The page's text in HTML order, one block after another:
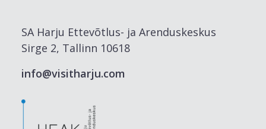
SA Harju Ettevõtlus- ja Arenduskeskus
Sirge 2, Tallinn 10618
info@visitharju.com